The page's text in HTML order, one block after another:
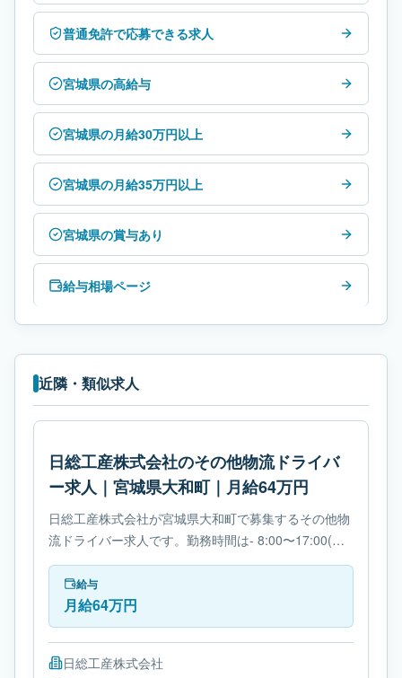
普通免許で応募できる求人
宮城県の高給与
宮城県の月給30万円以上
宮城県の月給35万円以上
宮城県の賞与あり
給与相場ページ
近隣・類似求人
日総工産株式会社のその他物流ドライバ
ー求人｜宮城県大和町｜月給64万円
日総工産株式会社が宮城県大和町で募集するその他物
流ドライバー求人です。勤務時間は- 8:00〜17:00(休
憩60分)です。必要免許は- 免許取得制度ありです。
給与
月給64万円
日総工産株式会社